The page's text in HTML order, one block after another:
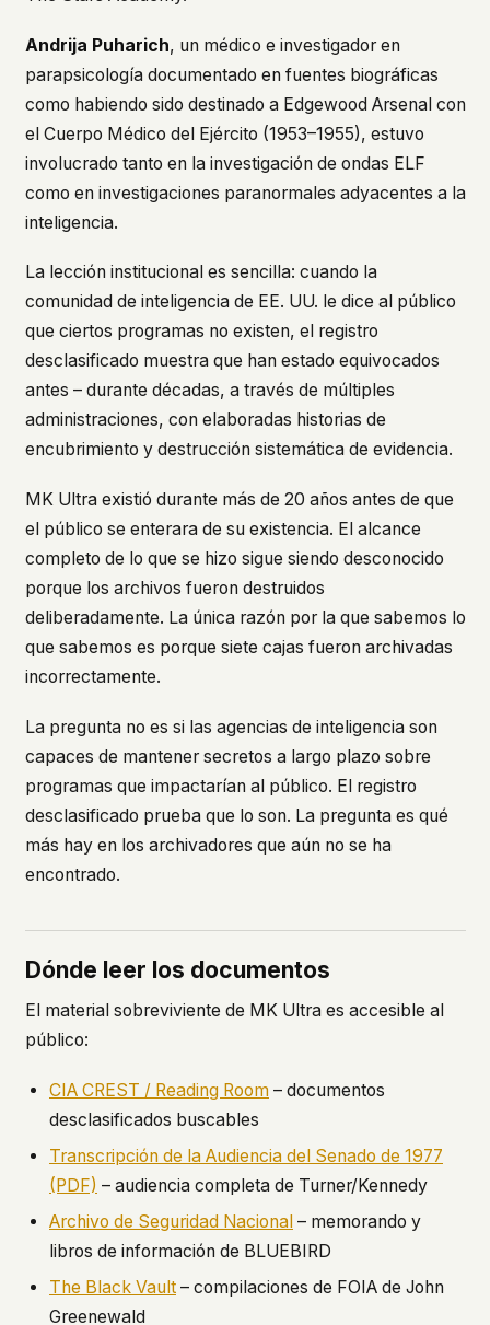
Andrija Puharich, un médico e investigador en
parapsicología documentado en fuentes biográficas
como habiendo sido destinado a Edgewood Arsenal con
el Cuerpo Médico del Ejército (1953–1955), estuvo
involucrado tanto en la investigación de ondas ELF
como en investigaciones paranormales adyacentes a la
inteligencia.
La lección institucional es sencilla: cuando la
comunidad de inteligencia de EE. UU. le dice al público
que ciertos programas no existen, el registro
desclasificado muestra que han estado equivocados
antes – durante décadas, a través de múltiples
administraciones, con elaboradas historias de
encubrimiento y destrucción sistemática de evidencia.
MK Ultra existió durante más de 20 años antes de que
el público se enterara de su existencia. El alcance
completo de lo que se hizo sigue siendo desconocido
porque los archivos fueron destruidos
deliberadamente. La única razón por la que sabemos lo
que sabemos es porque siete cajas fueron archivadas
incorrectamente.
La pregunta no es si las agencias de inteligencia son
capaces de mantener secretos a largo plazo sobre
programas que impactarían al público. El registro
desclasificado prueba que lo son. La pregunta es qué
más hay en los archivadores que aún no se ha
encontrado.
Dónde leer los documentos
El material sobreviviente de MK Ultra es accesible al
público:
CIA CREST / Reading Room – documentos
desclasificados buscables
Transcripción de la Audiencia del Senado de 1977
(PDF) – audiencia completa de Turner/Kennedy
Archivo de Seguridad Nacional – memorando y
libros de información de BLUEBIRD
The Black Vault – compilaciones de FOIA de John
Greenewald